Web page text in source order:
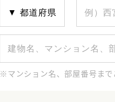
※マンション名、部屋番号まで